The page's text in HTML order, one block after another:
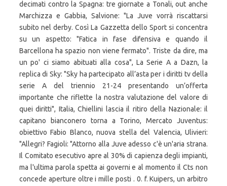
decimati contro la Spagna: tre giornate a Tonali, out anche
Marchizza e Gabbia, Salvione: "La Juve vorrà riscattarsi
subito nel derby. Così La Gazzetta dello Sport si concentra
su un aspetto: "Fatica in fase difensiva e quando il
Barcellona ha spazio non viene fermato". Triste da dire, ma
un po' ci siamo abituati alla cosa", La Serie A a Dazn, la
replica di Sky: "Sky ha partecipato all’asta per i diritti tv della
serie A del triennio 21-24 presentando un’offerta
importante che riflette la nostra valutazione del valore di
quei diritti", Italia, Chiellini lascia il ritiro della Nazionale: il
capitano bianconero torna a Torino, Mercato Juventus:
obiettivo Fabio Blanco, nuova stella del Valencia, Ulivieri:
"Allegri? Fagioli: "Attorno alla Juve adesso c'è un'aria strana.
Il Comitato esecutivo apre al 30% di capienza degli impianti,
ma l'ultima parola spetta ai governi e al momento il Cts non
concede aperture oltre i mille posti . 0. f. Kuipers, un arbitro